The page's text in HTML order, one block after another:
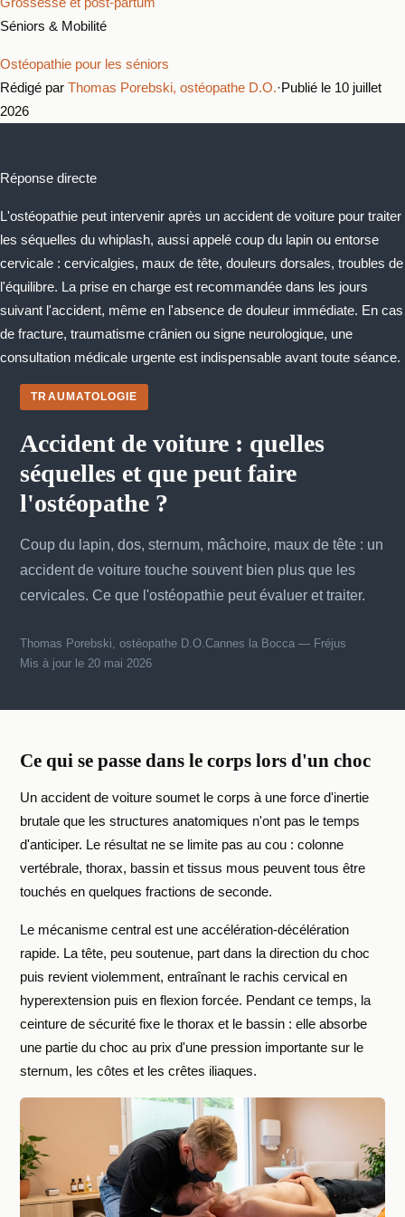
Séniors & Mobilité
Ostéopathie pour les séniors
Rédigé par Thomas Porebski, ostéopathe D.O.·Publié le 10 juillet
2026
Réponse directe
L'ostéopathie peut intervenir après un accident de voiture pour traiter
les séquelles du whiplash, aussi appelé coup du lapin ou entorse
cervicale : cervicalgies, maux de tête, douleurs dorsales, troubles de
l'équilibre. La prise en charge est recommandée dans les jours
suivant l'accident, même en l'absence de douleur immédiate. En cas
de fracture, traumatisme crânien ou signe neurologique, une
consultation médicale urgente est indispensable avant toute séance.
TRAUMATOLOGIE
Accident de voiture : quelles
séquelles et que peut faire
l'ostéopathe ?
Coup du lapin, dos, sternum, mâchoire, maux de tête : un
accident de voiture touche souvent bien plus que les
cervicales. Ce que l'ostéopathie peut évaluer et traiter.
Thomas Porebski, ostéopathe D.O.Cannes la Bocca — Fréjus
Mis à jour le 20 mai 2026
Ce qui se passe dans le corps lors d'un choc
Un accident de voiture soumet le corps à une force d'inertie
brutale que les structures anatomiques n'ont pas le temps
d'anticiper. Le résultat ne se limite pas au cou : colonne
vertébrale, thorax, bassin et tissus mous peuvent tous être
touchés en quelques fractions de seconde.
Le mécanisme central est une accélération-décélération
rapide. La tête, peu soutenue, part dans la direction du choc
puis revient violemment, entraînant le rachis cervical en
hyperextension puis en flexion forcée. Pendant ce temps, la
ceinture de sécurité fixe le thorax et le bassin : elle absorbe
une partie du choc au prix d'une pression importante sur le
sternum, les côtes et les crêtes iliaques.